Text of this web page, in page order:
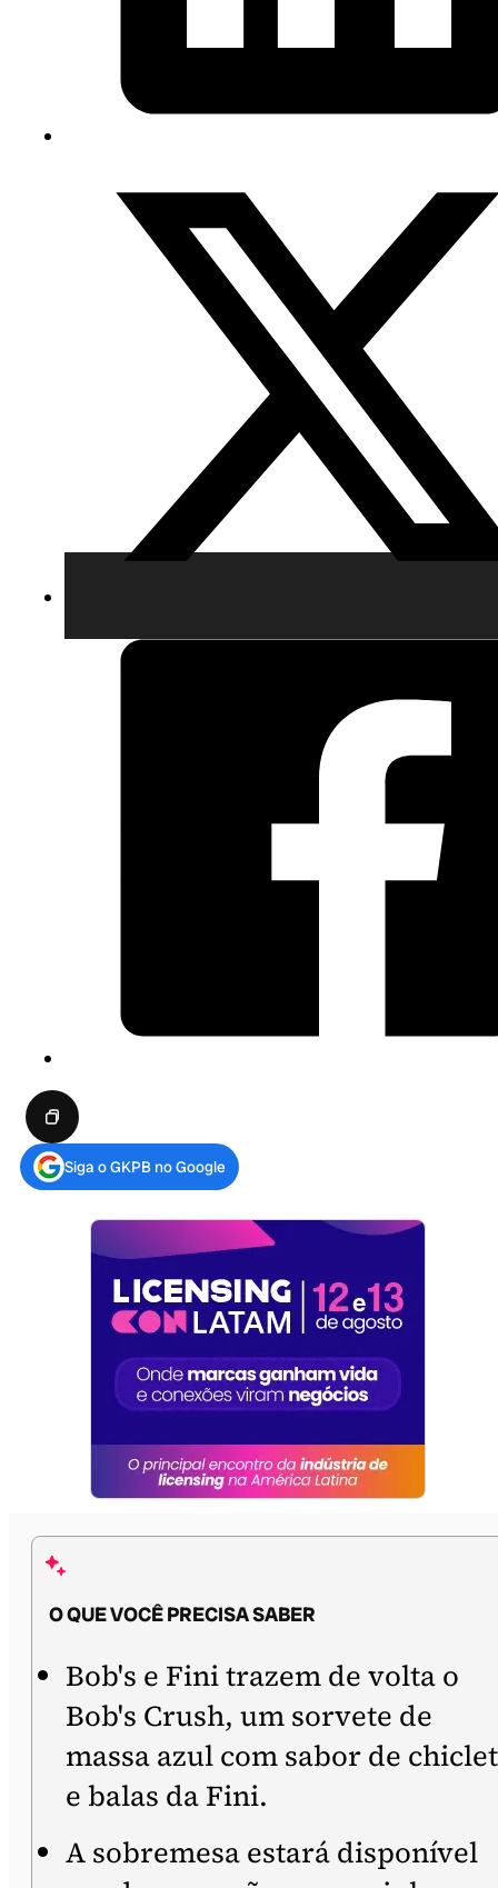
Siga o GKPB no Google
O QUE VOCÊ PRECISA SABER
Bob's e Fini trazem de volta o
Bob's Crush, um sorvete de
massa azul com sabor de
e balas da Fini.
A sobremesa estará disponível